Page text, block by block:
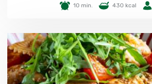
10 min. 430 kcal